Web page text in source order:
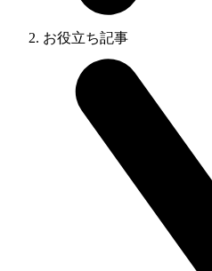
お役立ち記事